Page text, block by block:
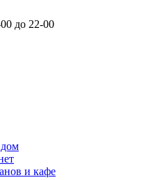
до 22-00
и кафе